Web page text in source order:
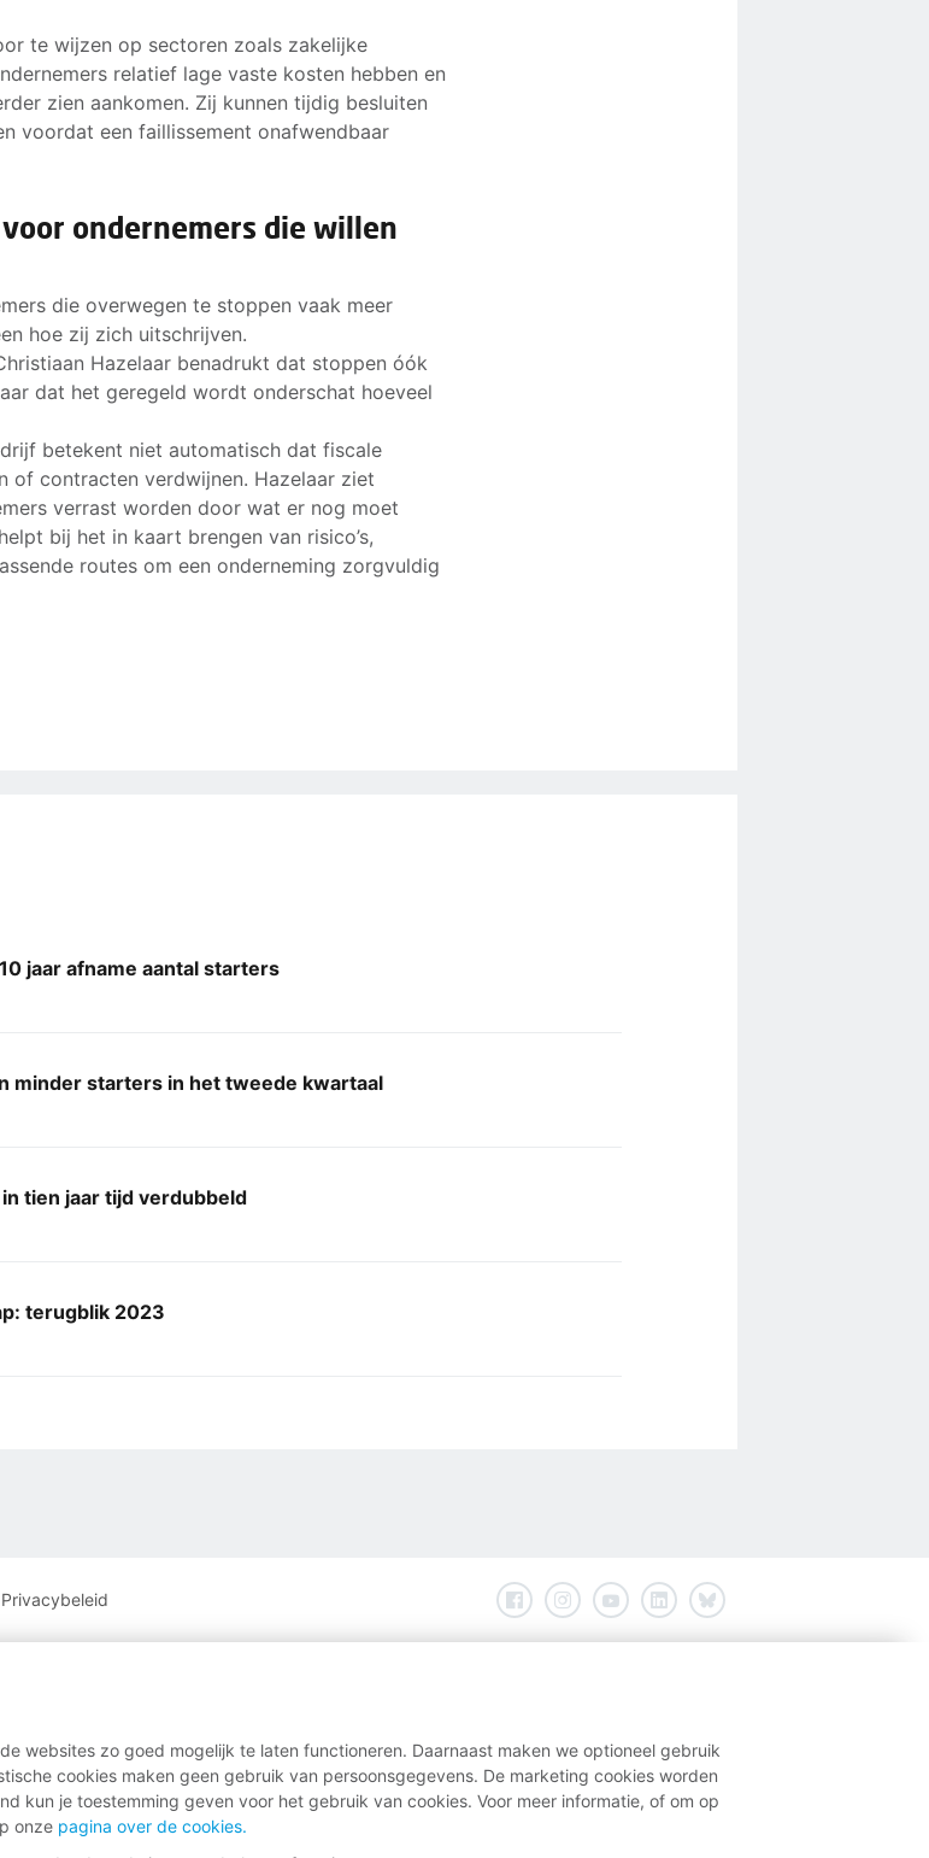
te wijzen op sectoren zoals zakelijke
relatief lage vaste kosten hebben en
zien aankomen. Zij kunnen tijdig besluiten
voordat een faillissement onafwendbaar
ondernemers die willen
die overwegen te stoppen vaak meer
hoe zij zich uitschrijven.
Hazelaar benadrukt dat stoppen óók
dat het geregeld wordt onderschat hoeveel
betekent niet automatisch dat fiscale
of contracten verdwijnen. Hazelaar ziet
verrast worden door wat er nog moet
bij het in kaart brengen van risico’s,
routes om een onderneming zorgvuldig
jaar afname aantal starters
minder starters in het tweede kwartaal
tien jaar tijd verdubbeld
terugblik 2023
Privacybeleid
websites zo goed mogelijk te laten functioneren. Daarnaast maken we optioneel gebruik
cookies maken geen gebruik van persoonsgegevens. De marketing cookies worden
kun je toestemming geven voor het gebruik van cookies. Voor meer informatie, of om op
onze pagina over de cookies.